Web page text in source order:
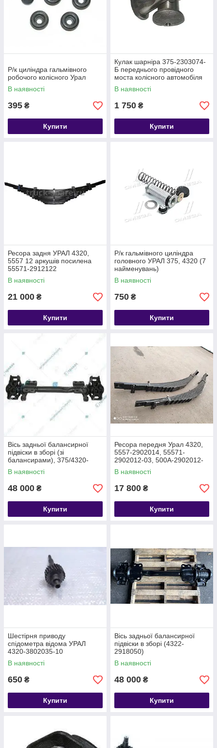
Р/к циліндра гальмівного
робочого колісного Урал
В наявності
395 ₴
Купити
Кулак шарніра 375-2303074-
Б переднього провідного
моста колісного автомобіля
УРАЛ -375
В наявності
1 750 ₴
Купити
Ресора задня УРАЛ 4320,
5557 12 аркушів посилена
55571-2912122
В наявності
21 000 ₴
Купити
Р/к гальмівного циліндра
головного УРАЛ 375, 4320 (7
найменувань)
В наявності
750 ₴
Купити
Вісь задньої балансирної
підвіски в зборі (зі
балансирами), 375/4320-
2918050
В наявності
48 000 ₴
Купити
Ресора передня Урал 4320,
5557-2902014, 55571-
2902012-03, 500А-2902012-
02
В наявності
17 800 ₴
Купити
Шестірня приводу
спідометра відома УРАЛ
4320-3802035-10
В наявності
650 ₴
Купити
Вісь задньої балансирної
підвіски в зборі (4322-
2918050)
В наявності
48 000 ₴
Купити